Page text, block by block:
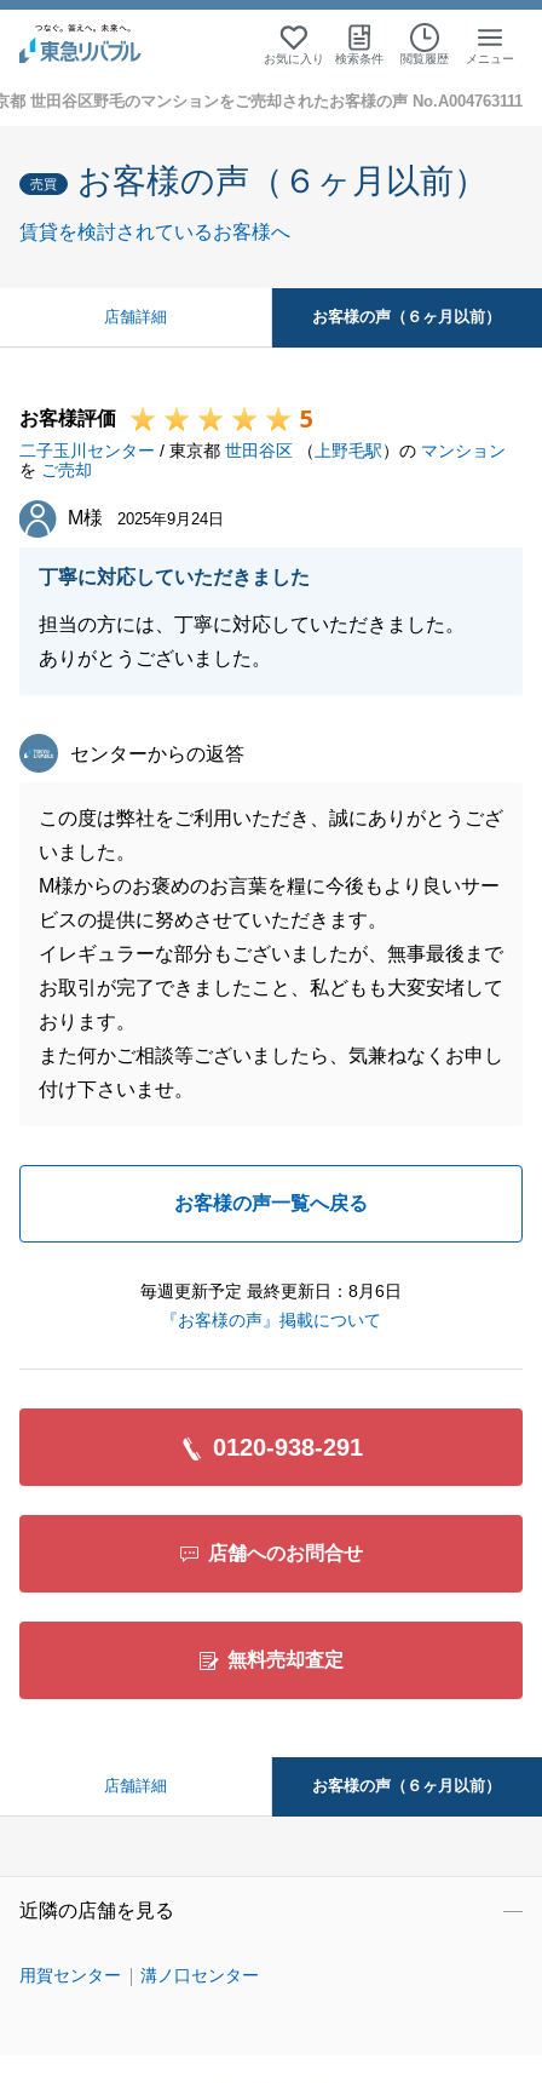
お気に入り 検索条件 閲覧履歴 メニュー
都 世田谷区野毛のマンションをご売却されたお客様の声 No.A004763111
売買 お客様の声（６ヶ月以前）
賃貸を検討されているお客様へ
店舗詳細 お客様の声（６ヶ月以前）
お客様評価 5
二子玉川センター / 東京都 世田谷区 （ 上野毛駅）の マンション
を ご売却
M様
M様 2025年9月24日
丁寧に対応していただきました
担当の方には、丁寧に対応していただきました。
ありがとうございました。
東急リバブル
センターからの返答
この度は弊社をご利用いただき、誠にありがとうござ
いました。
M様からのお褒めのお言葉を糧に今後もより良いサー
ビスの提供に努めさせていただきます。
イレギュラーな部分もございましたが、無事最後まで
お取引が完了できましたこと、私どもも大変安堵して
おります。
また何かご相談等ございましたら、気兼ねなくお申し
付け下さいませ。
お客様の声一覧へ戻る
毎週更新予定 最終更新日：8月6日
『お客様の声』掲載について
0120-938-291
店舗へのお問合せ
無料売却査定
店舗詳細 お客様の声（６ヶ月以前）
近隣の店舗を見る
用賀センター 溝ノ口センター